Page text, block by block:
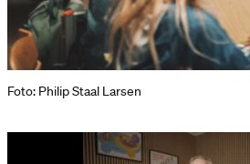
Foto: Philip Staal Larsen